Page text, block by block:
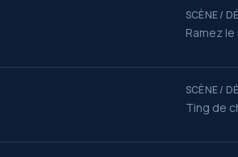
SCÈNE /
Ramez
SCÈNE /
Ting de